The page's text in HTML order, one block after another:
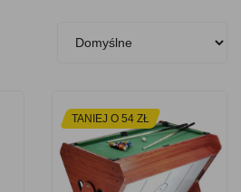
TANIEJ O 54 ZŁ